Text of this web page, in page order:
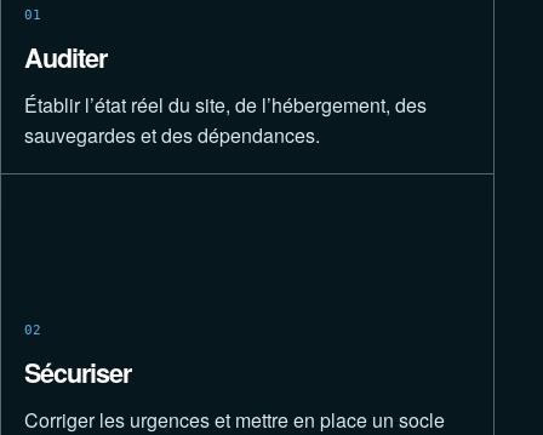
01
Auditer
Établir l’état réel du site, de l’hébergement, des
sauvegardes et des dépendances.
02
Sécuriser
Corriger les urgences et mettre en place un socle